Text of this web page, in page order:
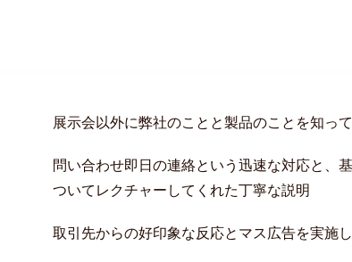
展示会以外に弊社のことと製品のことを知っ
問い合わせ即日の連絡という迅速な対応と、
ついてレクチャーしてくれた丁寧な説明
取引先からの好印象な反応とマス広告を実施